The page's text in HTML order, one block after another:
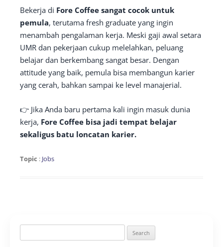
Bekerja di Fore Coffee sangat cocok untuk
pemula, terutama fresh graduate yang ingin
menambah pengalaman kerja. Meski gaji awal setara
UMR dan pekerjaan cukup melelahkan, peluang
belajar dan berkembang sangat besar. Dengan
attitude yang baik, pemula bisa membangun karier
yang cerah, bahkan sampai ke level manajerial.
👉 Jika Anda baru pertama kali ingin masuk dunia
kerja, Fore Coffee bisa jadi tempat belajar
sekaligus batu loncatan karier.
Topic : Jobs
for: